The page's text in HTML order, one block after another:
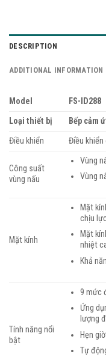
DESCRIPTION
ADDITIONAL INFORMATION
Model
FS-ID288
Loại thiết bị
Bếp cảm
Điều khiển
Điều khiển
Công suất
vùng nấu
Vùng
Vùng
Mặt kính
Mặt
chịu
Mặt
nhiệt
Khả
Tính năng nổi
bật
9 mức
Ứng
lượng
Hẹn
Tự